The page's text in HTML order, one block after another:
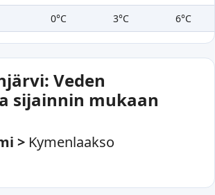
0°C 3°C 6°C
Veden
sijainnin mukaan
> Kymenlaakso